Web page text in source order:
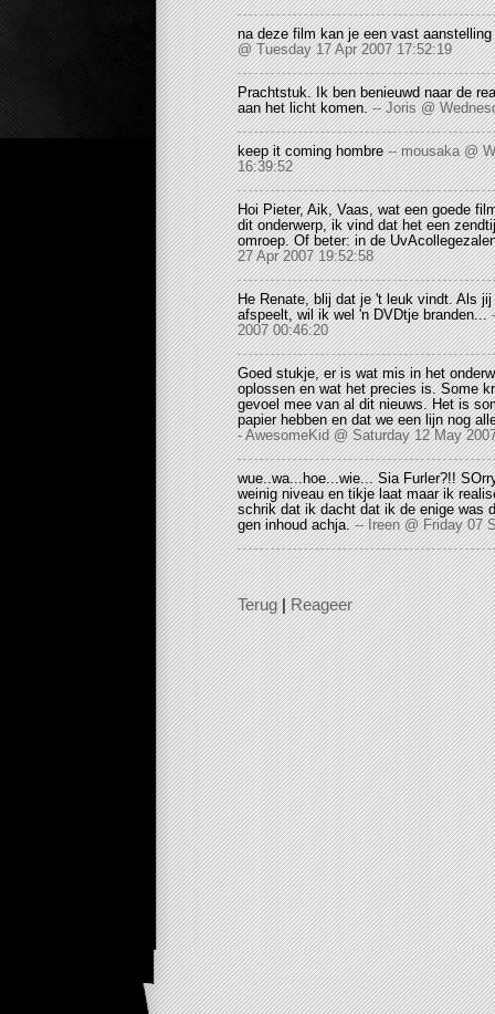
na deze film kan je een vast
@ Tuesday 17 Apr 2007 17:52:19
Prachtstuk. Ik ben benieuwd naar de
aan het licht komen.-- Joris @
keep it coming hombre-- mousaka @
16:39:52
Hoi Pieter, Aik, Vaas, wat een goede
dit onderwerp, ik vind dat het een
omroep. Of beter: in de
27 Apr 2007 19:52:58
He Renate, blij dat je 't leuk vindt. Als
afspeelt, wil ik wel 'n DVDtje branden...
2007 00:46:20
Goed stukje, er is wat mis in het
oplossen en wat het precies is. Some
gevoel mee van al dit nieuws. Het is
papier hebben en dat we een lijn nog
- AwesomeKid @ Saturday 12 May
wue..wa...hoe...wie... Sia Furler?!!
weinig niveau en tikje laat maar ik
schrik dat ik dacht dat ik de enige was
gen inhoud achja.-- Ireen @ Friday 07
Terug|Reageer